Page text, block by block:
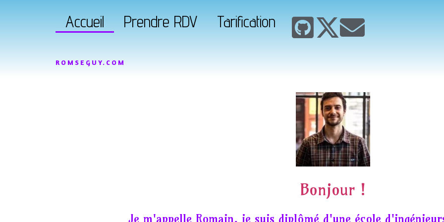
Accueil Prendre RDV Tarification
ROMSEGUY.COM
Bonjour !
Je m'appelle Romain, je suis diplômé d'une école